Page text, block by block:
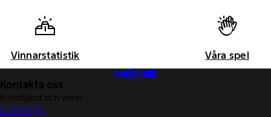
Vinnarstatistik Våra spel
Kontakta oss
Kundtjänst och växel:
0770-11 11 11